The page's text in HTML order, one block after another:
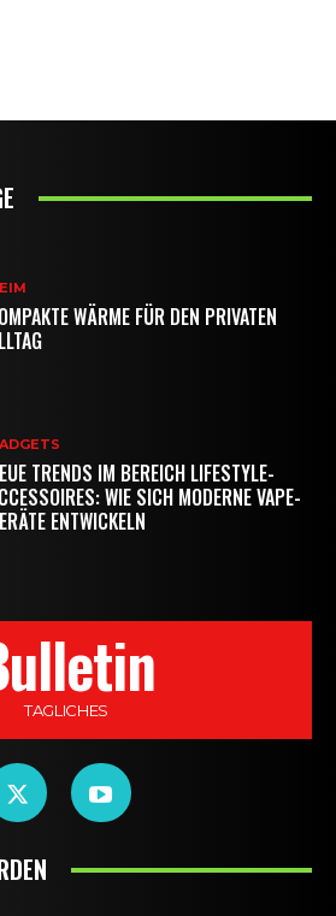
WÄRME FÜR DEN PRIVATEN
TRENDS IM BEREICH LIFESTYLE-
WIE SICH MODERNE VAPE-
ENTWICKELN
TAGLICHES